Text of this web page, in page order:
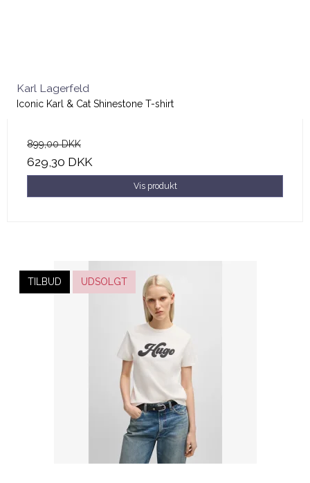
Karl Lagerfeld
Iconic Karl & Cat Shinestone T-shirt
899,00 DKK
629,30 DKK
Vis produkt
TILBUD UDSOLGT